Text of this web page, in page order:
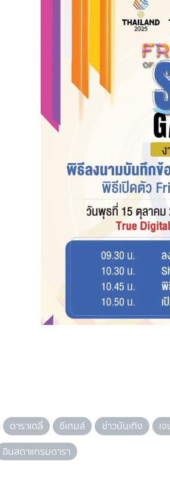
ดาราเดลี่ ซีเกมส์ ข่าวบันเทิง เ
อินสตาแกรมดารา